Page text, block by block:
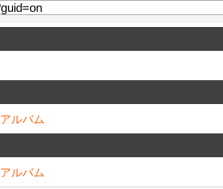
アルバム
アルバム